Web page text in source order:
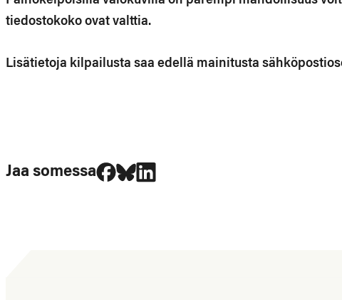
tiedostokoko ovat valttia.
Lisätietoja kilpailusta saa edellä mainitusta
Jaa somessa
Jaa Facebookissa
Jaa Blueskyssa
Jaa LinkedIn:ssä